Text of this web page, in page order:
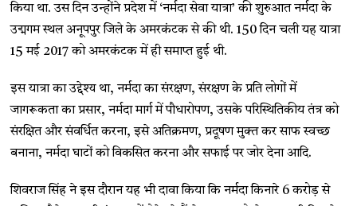
किया था. उस दिन उन्होंने प्रदेश में ‘नर्मदा सेवा यात्रा’ की शुरुआत नर्मदा के
उद्मगम स्थल अनूपपुर जिले के अमरकंटक से की थी. 150 दिन चली यह यात्रा
15 मई 2017 को अमरकंटक में ही समाप्त हुई थी.
इस यात्रा का उद्देश्य था, नर्मदा का संरक्षण, संरक्षण के प्रति लोगों में
जागरूकता का प्रसार, नर्मदा मार्ग में पौधारोपण, उसके परिस्थितिकीय तंत्र को
संरक्षित और संवर्धित करना, इसे अतिक्रमण, प्रदूषण मुक्त कर साफ स्वच्छ
बनाना, नर्मदा घाटों को विकसित करना और सफाई पर जोर देना आदि.
शिवराज सिंह ने इस दौरान यह भी दावा किया कि नर्मदा किनारे 6 करोड़ से